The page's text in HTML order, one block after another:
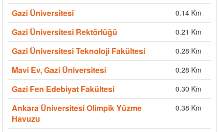
Gazi Üniversitesi 0.14 Km
Gazi Üniversitesi Rektörlüğü 0.21 Km
Gazi Üniversitesi Teknoloji Fakültesi 0.28 Km
Mavi Ev, Gazi Üniversitesi 0.28 Km
Gazi Fen Edebiyat Fakültesi 0.30 Km
Ankara Üniversitesi Olimpik Yüzme
Havuzu
0.38 Km